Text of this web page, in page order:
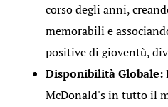
corso degli anni,
memorabili e
positive di gioventù,
Disponibilità Globale:
McDonald's in tutto il